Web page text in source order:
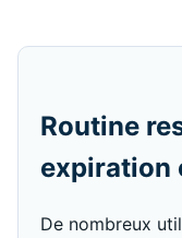
Routine
expiration
De nombreux